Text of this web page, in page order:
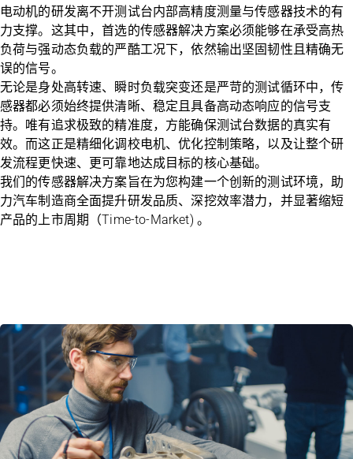
电动机的研发离不开测试台内部高精度测量与传感器技术的有
力支撑。这其中，首选的传感器解决方案必须能够在承受高热
负荷与强动态负载的严酷工况下，依然输出坚固韧性且精确无
误的信号。
无论是身处高转速、瞬时负载突变还是严苛的测试循环中，传
感器都必须始终提供清晰、稳定且具备高动态响应的信号支
持。唯有追求极致的精准度，方能确保测试台数据的真实有
效。而这正是精细化调校电机、优化控制策略，以及让整个研
发流程更快速、更可靠地达成目标的核心基础。
我们的传感器解决方案旨在为您构建一个创新的测试环境，助
力汽车制造商全面提升研发品质、深挖效率潜力，并显著缩短
产品的上市周期（Time-to-Market) 。